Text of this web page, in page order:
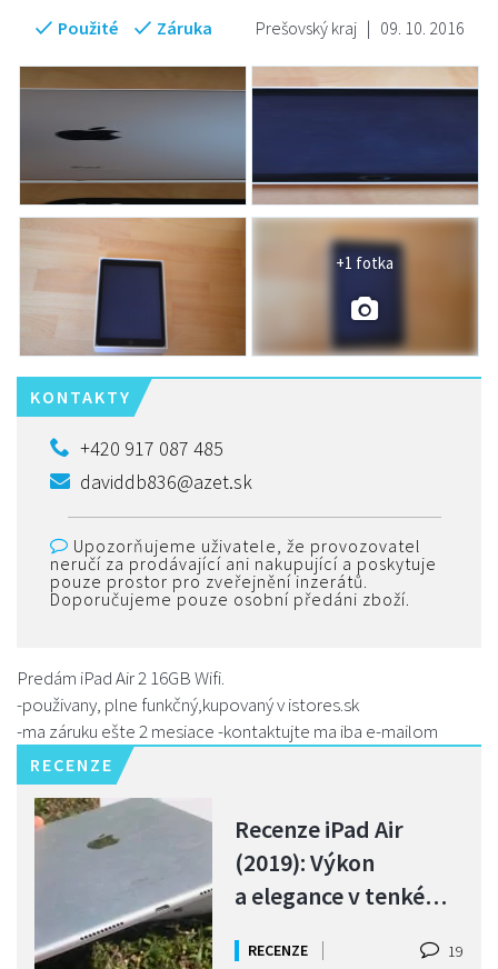
Prešovský kraj | 09. 10. 2016
Použité Záruka
+1 fotka
KONTAKTY
+420 917 087 485
daviddb836@azet.sk
Upozorňujeme uživatele, že provozovatel
neručí za prodávající ani nakupující a poskytuje
pouze prostor pro zveřejnění inzerátů.
Doporučujeme pouze osobní předáni zboží.
Predám iPad Air 2 16GB Wifi.
-použivany, plne funkčný,kupovaný v istores.sk
-ma záruku ešte 2 mesiace -kontaktujte ma iba e-mailom
RECENZE
Recenze iPad Air
(2019): Výkon
a elegance v tenkém
RECENZE 19